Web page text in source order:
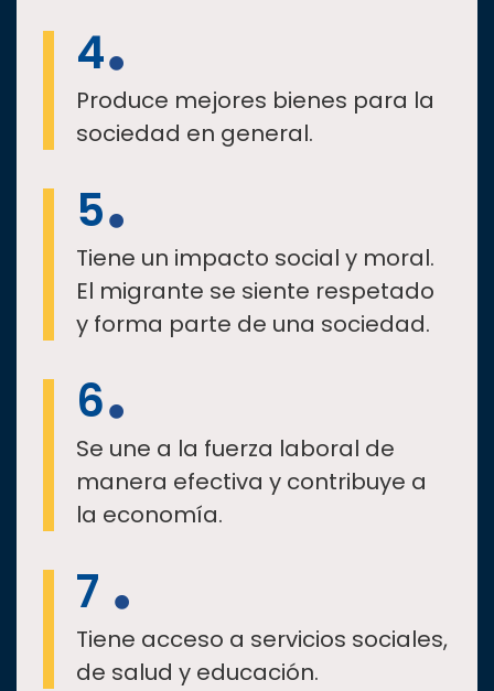
4
Produce mejores bienes para la
sociedad en general.
5
Tiene un impacto social y moral.
El migrante se siente respetado
y forma parte de una sociedad.
6
Se une a la fuerza laboral de
manera efectiva y contribuye a
la economía.
7
Tiene acceso a servicios sociales,
de salud y educación.